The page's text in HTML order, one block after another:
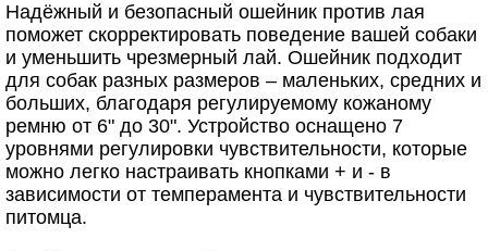
Надёжный и безопасный ошейник против лая
поможет скорректировать поведение вашей собаки
и уменьшить чрезмерный лай. Ошейник подходит
для собак разных размеров – маленьких, средних и
больших, благодаря регулируемому кожаному
ремню от 6" до 30". Устройство оснащено 7
уровнями регулировки чувствительности, которые
можно легко настраивать кнопками + и - в
зависимости от темперамента и чувствительности
питомца.